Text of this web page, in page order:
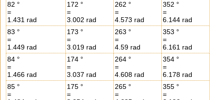
82 °
=
1.431 rad
172 °
=
3.002 rad
262 °
=
4.573 rad
352 °
=
6.144 rad
83 °
=
1.449 rad
173 °
=
3.019 rad
263 °
=
4.59 rad
353 °
=
6.161 rad
84 °
=
1.466 rad
174 °
=
3.037 rad
264 °
=
4.608 rad
354 °
=
6.178 rad
85 °
=
175 °
=
265 °
=
355 °
=